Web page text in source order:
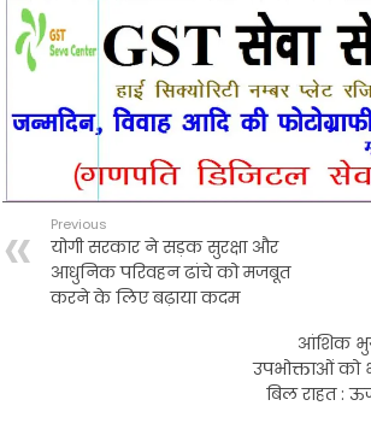
Previous
योगी सरकार ने सड़क सुरक्षा और
आधुनिक परिवहन ढांचे को मजबूत
करने के लिए बढ़ाया कदम
आंशिक
उपभोक्ताओं को
बिल राहत :